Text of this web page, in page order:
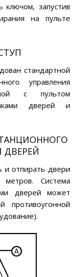
запустив
на пульте
стандартной
управления
с пультом
дверей и
ДВЕРЕЙ
и отпирать двери
Система
дверей может
противоугонной